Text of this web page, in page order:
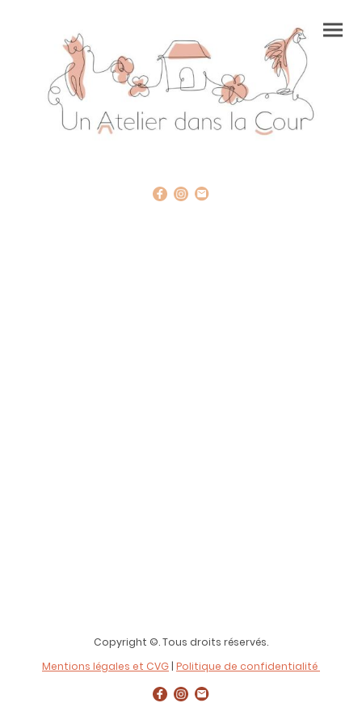
Copyright ©. Tous droits réservés.
Mentions légales et CVG | Politique de confidentialité